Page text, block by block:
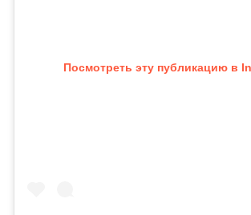
Посмотреть эту публикацию в